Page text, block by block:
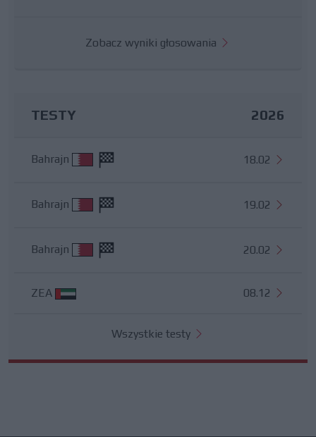
Zobacz wyniki głosowania
TESTY 2026
Bahrajn 18.02
Bahrajn 19.02
Bahrajn 20.02
ZEA 08.12
Wszystkie testy